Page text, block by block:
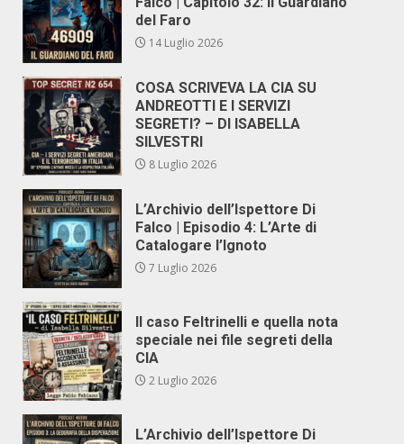
del Faro
14 Luglio 2026
COSA SCRIVEVA LA CIA SU
ANDREOTTI E I SERVIZI
SEGRETI? – DI ISABELLA
SILVESTRI
8 Luglio 2026
L’Archivio dell’Ispettore Di
Falco | Episodio 4: L’Arte di
Catalogare l’Ignoto
7 Luglio 2026
Il caso Feltrinelli e quella nota
speciale nei file segreti della
CIA
2 Luglio 2026
L’Archivio dell’Ispettore Di